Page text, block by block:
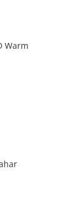
Warm